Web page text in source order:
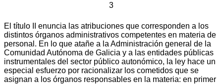
3
El título II enuncia las atribuciones que corresponden a los
distintos órganos administrativos competentes en materia de
personal. En lo que atañe a la Administración general de la
Comunidad Autónoma de Galicia y a las entidades públicas
instrumentales del sector público autonómico, la ley hace un
especial esfuerzo por racionalizar los cometidos que se
asignan a los órganos responsables en la materia: en primer